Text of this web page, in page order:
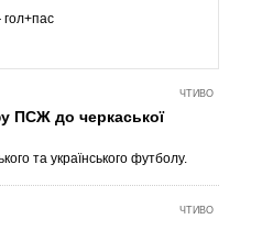
ЧТИВО
ПСЖ до черкаської
та українського футболу.
ЧТИВО